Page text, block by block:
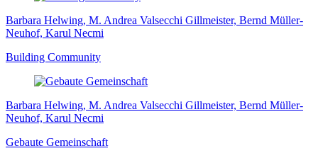
Barbara Helwing, M. Andrea Valsecchi Gillmeister, Bernd Müller-
Neuhof, Karul Necmi
Building Community
Barbara Helwing, M. Andrea Valsecchi Gillmeister, Bernd Müller-
Neuhof, Karul Necmi
Gebaute Gemeinschaft